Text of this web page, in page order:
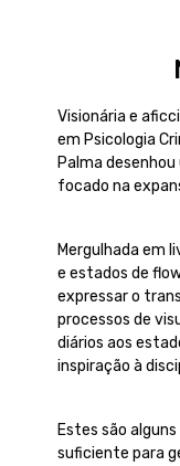
Visionária e
em Psicologia
Palma desenhou
focado na
Mergulhada em
e estados de
expressar o
processos de
diários aos
inspiração à
Estes são
suficiente para